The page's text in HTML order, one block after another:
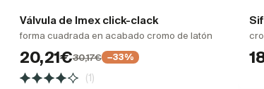
Válvula de Imex click-clack
forma cuadrada en acabado cromo de latón
20,21€30,17€ −33%
(1)